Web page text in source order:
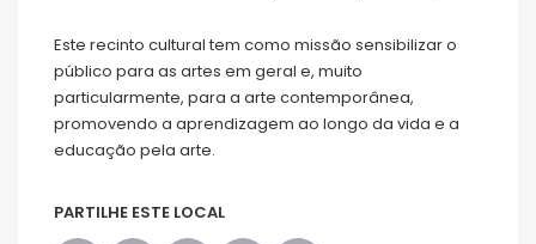
Este recinto cultural tem como missão sensibilizar o
público para as artes em geral e, muito
particularmente, para a arte contemporânea,
promovendo a aprendizagem ao longo da vida e a
educação pela arte.
PARTILHE ESTE LOCAL